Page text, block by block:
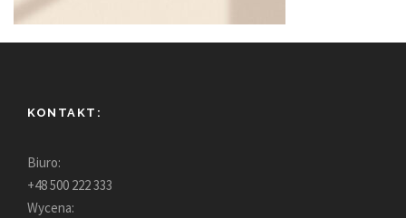
KONTAKT:
Biuro:
+48 500 222 333
Wycena: